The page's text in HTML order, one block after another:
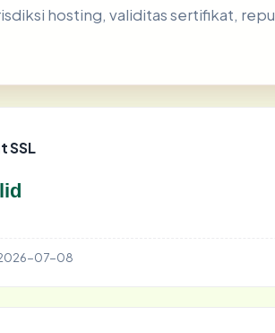
hosting, validitas sertifikat,
SSL
07-08